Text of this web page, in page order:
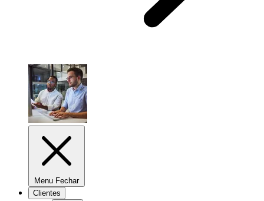
Menu Fechar
Clientes